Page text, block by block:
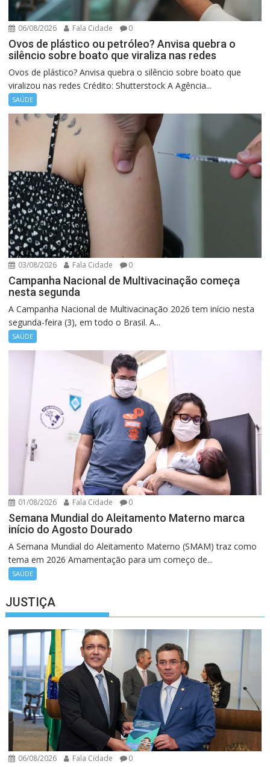
06/08/2026 Fala Cidade 0
Ovos de plástico ou petróleo? Anvisa quebra o
silêncio sobre boato que viraliza nas redes
Ovos de plástico? Anvisa quebra o silêncio sobre boato que
viralizou nas redes Crédito: Shutterstock A Agência...
SAÚDE
03/08/2026 Fala Cidade 0
Campanha Nacional de Multivacinação começa
nesta segunda
A Campanha Nacional de Multivacinação 2026 tem início nesta
segunda-feira (3), em todo o Brasil. A...
SAÚDE
01/08/2026 Fala Cidade 0
Semana Mundial do Aleitamento Materno marca
início do Agosto Dourado
A Semana Mundial do Aleitamento Materno (SMAM) traz como
tema em 2026 Amamentação para um começo de...
SAÚDE
JUSTIÇA
06/08/2026 Fala Cidade 0